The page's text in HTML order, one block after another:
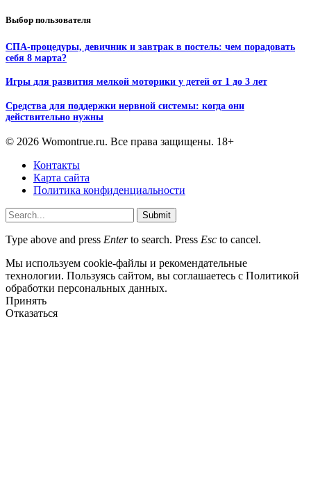
Выбор пользователя
СПА-процедуры, девичник и завтрак в постель: чем порадовать
себя 8 марта?
Игры для развития мелкой моторики у детей от 1 до 3 лет
Средства для поддержки нервной системы: когда они
действительно нужны
© 2026 Womontrue.ru. Все права защищены. 18+
Контакты
Карта сайта
Политика конфиденциальности
Submit
Type above and press Enterto search. Press Esc to cancel.
Мы используем cookie-файлы и рекомендательные
технологии. Пользуясь сайтом, вы соглашаетесь с Политикой
обработки персональных данных.
Принять
Отказаться